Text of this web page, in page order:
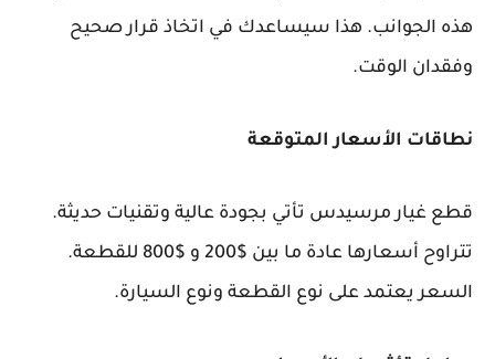
هذه الجوانب. هذا سيساعدك في اتخاذ قرار صحيح
وفقدان الوقت.
نطاقات الأسعار المتوقعة
قطع غيار مرسيدس تأتي بجودة عالية وتقنيات حديثة.
تتراوح أسعارها عادة ما بين $200 و $800 للقطعة.
السعر يعتمد على نوع القطعة ونوع السيارة.